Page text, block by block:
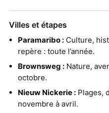
Villes et étapes
Paramaribo :Culture,
repère : toute l’année.
Brownsweg :Nature,
octobre.
Nieuw Nickerie :Plages,
novembre à avril.